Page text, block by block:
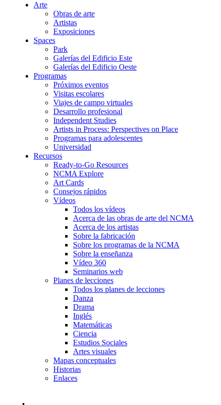
Arte
Obras de arte
Artistas
Exposiciones
Spaces
Park
Galerías del Edificio Este
Galerías del Edificio Oeste
Programas
Próximos eventos
Visitas escolares
Viajes de campo virtuales
Desarrollo profesional
Independent Studies
Artists in Process: Perspectives on Place
Programas para adolescentes
Universidad
Recursos
Ready-to-Go Resources
NCMA Explore
Art Cards
Consejos rápidos
Vídeos
Todos los vídeos
Acerca de las obras de arte del NCMA
Acerca de los artistas
Sobre la fabricación
Sobre los programas de la NCMA
Sobre la enseñanza
Vídeo 360
Seminarios web
Planes de lecciones
Todos los planes de lecciones
Danza
Drama
Inglés
Matemáticas
Ciencia
Estudios Sociales
Artes visuales
Mapas conceptuales
Historias
Enlaces